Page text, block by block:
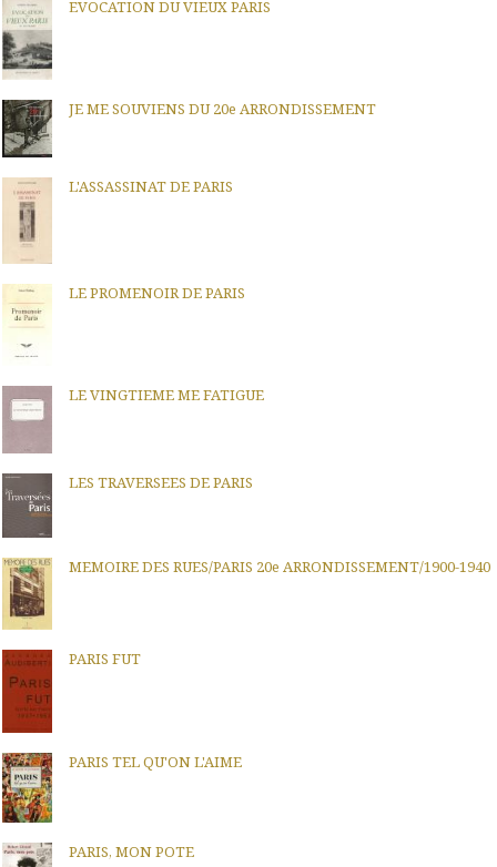
EVOCATION DU VIEUX PARIS
JE ME SOUVIENS DU 20e ARRONDISSEMENT
L'ASSASSINAT DE PARIS
LE PROMENOIR DE PARIS
LE VINGTIEME ME FATIGUE
LES TRAVERSEES DE PARIS
MEMOIRE DES RUES/PARIS 20e ARRONDISSEMENT/1900-1940
PARIS FUT
PARIS TEL QU'ON L'AIME
PARIS, MON POTE